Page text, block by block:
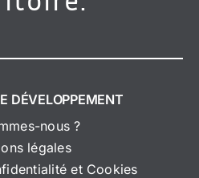
DÉVELOPPEMENT
nous ?
légales
et Cookies